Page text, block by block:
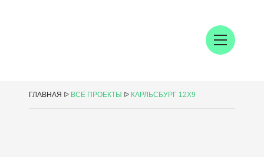
ГЛАВНАЯ ᐅ ВСЕ ПРОЕКТЫ ᐅ КАРЛЬСБУРГ 12Х9